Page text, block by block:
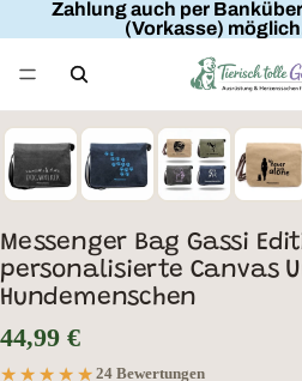
Zahlung auch per
(Vorkasse)
Messenger Bag Gassi
personalisierte Canvas
Hundemenschen
44,99 €
★★★★★
★★★★★ 24 Bewertungen